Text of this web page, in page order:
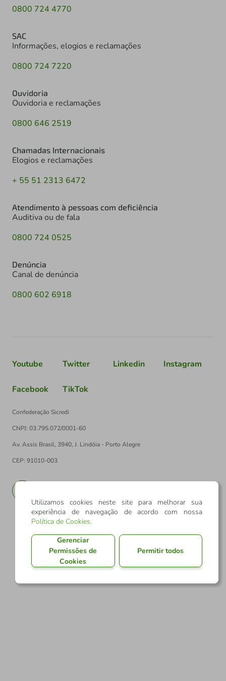
0800 724 4770
SAC
Informações, elogios e reclamações
0800 724 7220
Ouvidoria
Ouvidoria e reclamações
0800 646 2519
Chamadas Internacionais
Elogios e reclamações
+ 55 51 2313 6472
Atendimento à pessoas com deficiência
Auditiva ou de fala
0800 724 0525
Denúncia
Canal de denúncia
0800 602 6918
Youtube Twitter Linkedin Instagram
Facebook TikTok
Confederação Sicredi
CNPJ: 03.795.072/0001-60
Av. Assis Brasil, 3940, J. Lindóia - Porto Alegre
CEP: 91010-003
Utilizamos cookies neste site para melhorar sua
experiência de navegação de acordo com nossa
Política de Cookies.
Gerenciar
Permissões de
Cookies
Permitir todos